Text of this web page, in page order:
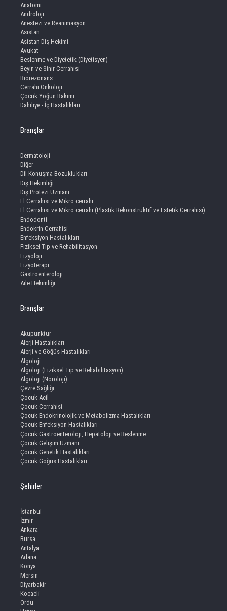
Anatomi
Androloji
Anestezi ve Reanimasyon
Asistan
Asistan Diş Hekimi
Avukat
Beslenme ve Diyetetik (Diyetisyen)
Beyin ve Sinir Cerrahisi
Biorezonans
Cerrahi Onkoloji
Çocuk Yoğun Bakımı
Dahiliye - İç Hastalıkları
Branşlar
Dermatoloji
Diğer
Dil Konuşma Bozuklukları
Diş Hekimliği
Diş Protezi Uzmanı
El Cerrahisi ve Mikro cerrahi
El Cerrahisi ve Mikro cerrahi (Plastik Rekonstruktif ve Estetik Cerrahisi)
Endodonti
Endokrin Cerrahisi
Enfeksiyon Hastalıkları
Fiziksel Tıp ve Rehabilitasyon
Fizyoloji
Fizyoterapi
Gastroenteroloji
Aile Hekimliği
Branşlar
Akupunktur
Alerji Hastalıkları
Alerji ve Göğüs Hastalıkları
Algoloji
Algoloji (Fiziksel Tıp ve Rehabilitasyon)
Algoloji (Noroloji)
Çevre Sağlığı
Çocuk Acil
Çocuk Cerrahisi
Çocuk Endokrinolojik ve Metabolizma Hastalıkları
Çocuk Enfeksiyon Hastalıkları
Çocuk Gastroenteroloji, Hepatoloji ve Beslenme
Çocuk Gelişim Uzmanı
Çocuk Genetik Hastalıkları
Çocuk Göğüs Hastalıkları
Şehirler
İstanbul
İzmir
Ankara
Bursa
Antalya
Adana
Konya
Mersin
Diyarbakir
Kocaeli
Ordu